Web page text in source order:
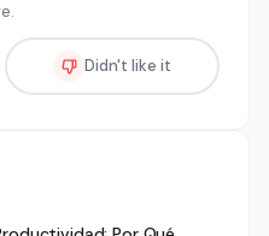
Didn't like it